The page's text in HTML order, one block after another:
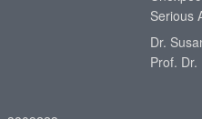
Serious
Dr.
Prof.